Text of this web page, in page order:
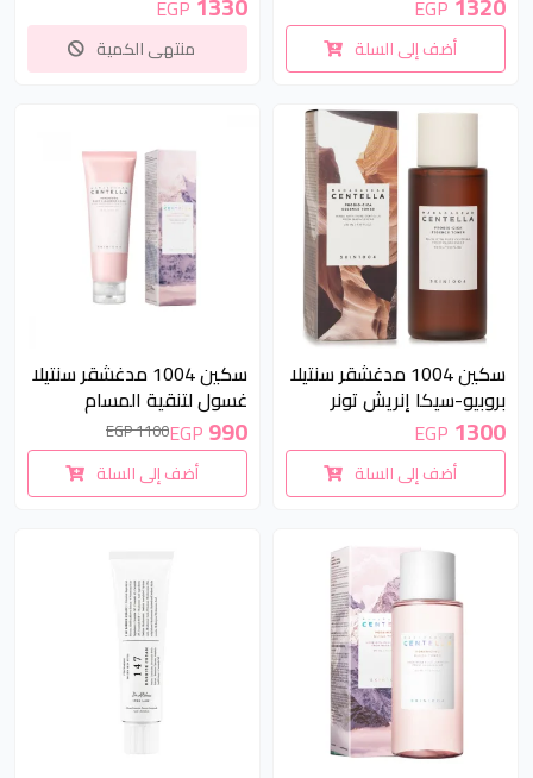
Hyalu-Cica First Ampoule
EGP
أضف إلى السلة
madagascar centella hyalu
cica brightening toner
210ml
EGP
منتهى الكمية
سكين 1004 مدغشقر سنتيلا
بروبيو-سيكا إنريش تونر
210مل | SKIN1004
Madagascar Centella
Probio-Cica Essence Toner
210ml
1300
EGP
أضف إلى السلة
سكين 1004 مدغشقر سنتيلا
غسول لتنقية المسام
125مل | Skin1004
Madagascar Centella Pore
Purifying Cleanser 125ml
990
EGP
1100 EGP
أضف إلى السلة